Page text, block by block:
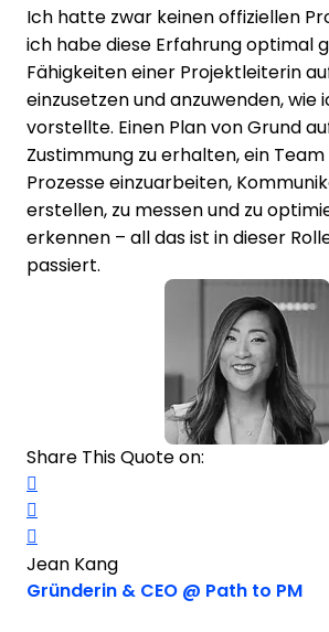
Ich hatte zwar keinen offiziellen
ich habe diese Erfahrung optimal
Fähigkeiten einer Projektleiterin
einzusetzen und anzuwenden, wie
vorstellte. Einen Plan von Grund
Zustimmung zu erhalten, ein Team
Prozesse einzuarbeiten,
erstellen, zu messen und zu
erkennen – all das ist in dieser
passiert.
Share This Quote on:
Jean Kang
Gründerin & CEO @ Path to PM